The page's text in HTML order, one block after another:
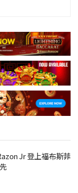
Jr 登上福布斯菲